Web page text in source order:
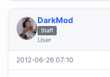
DarkMod
Staff
User
2012-06-26 07:10